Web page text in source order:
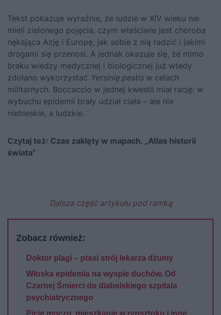
Tekst pokazuje wyraźnie, że ludzie w XIV wieku nie
mieli zielonego pojęcia, czym właściwie jest choroba
nękająca Azję i Europę, jak sobie z nią radzić i jakimi
drogami się przenosi. A jednak okazuje się, że mimo
braku wiedzy medycznej i biologicznej już wtedy
zdołano wykorzystać Yersinię pestisw celach
militarnych. Boccaccio w jednej kwestii miał rację: w
wybuchu epidemii brały udział ciała – ale nie
niebieskie, a ludzkie.
Czytaj też: Czas zaklęty w mapach. „Atlas historii
świata”
Dalsza część artykułu pod ramką
Zobacz również:
Doktor plagi – ptasi strój lekarza dżumy
Włoska epidemia na wyspie duchów. Od
Czarnej Śmierci do diabelskiego szpitala
psychiatrycznego
Picie moczu, mieszkanie w rynsztoku i inne